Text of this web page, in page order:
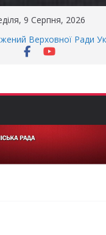
9 Серпня, 2026
Верховної Ради
проводить
компенсацію за
бізнесу